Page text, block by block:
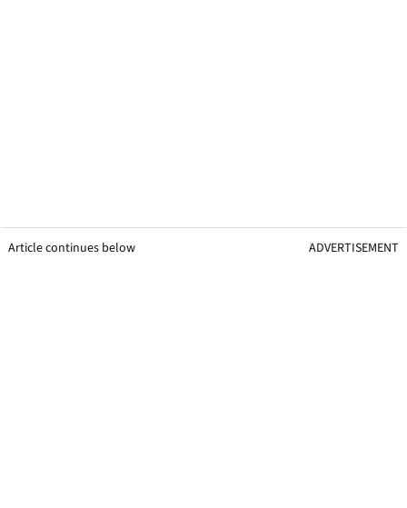
Article continues below ADVERTISEMENT